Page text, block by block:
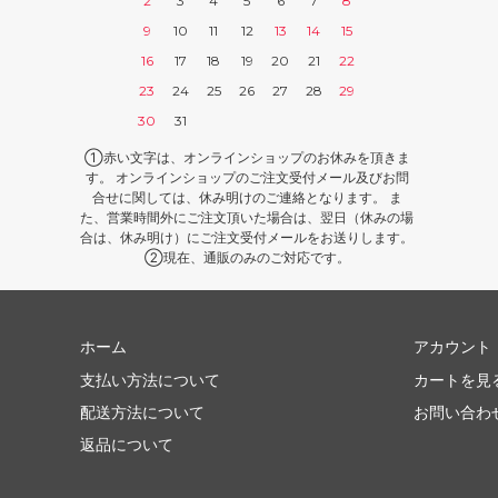
9
10 11 12 13 14
15
16
17 18 19 20 21
22
23
24 25 26 27 28
29
30
31
①赤い文字は、オンラインショップのお休みを頂きま
す。 オンラインショップのご注文受付メール及びお問
合せに関しては、休み明けのご連絡となります。 ま
た、営業時間外にご注文頂いた場合は、翌日（休みの場
合は、休み明け）にご注文受付メールをお送りします。
②現在、通販のみのご対応です。
ホーム
支払い方法について
配送方法について
返品について
アカウント
カートを見
お問い合わ